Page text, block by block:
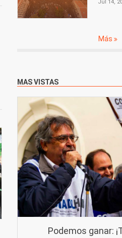
Jul 14,
Más
MAS VISTAS
Podemos ganar: